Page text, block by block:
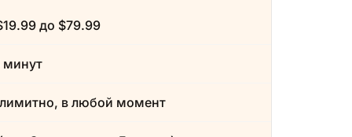
до $79.99
минут
в любой момент